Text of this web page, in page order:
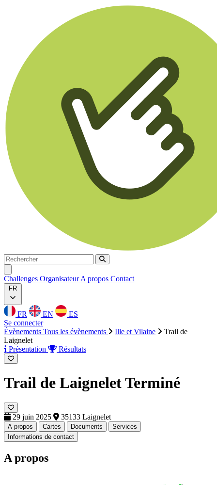
Rechercher
Rechercher
Challenges OrganisateurA propos Contact
FR
FR EN
ES
Se connecter
Évènements Tous les évènements Ille et Vilaine
Trail de
Laignelet
Présentation
Résultats
Trail de LaigneletTerminé
29 juin 2025 35133 Laignelet
A propos Cartes Documents
Services
Informations de contact
A propos